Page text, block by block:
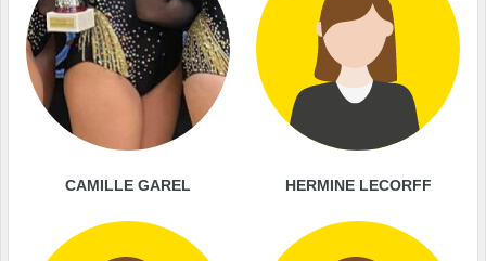
CAMILLE GAREL HERMINE LECORFF